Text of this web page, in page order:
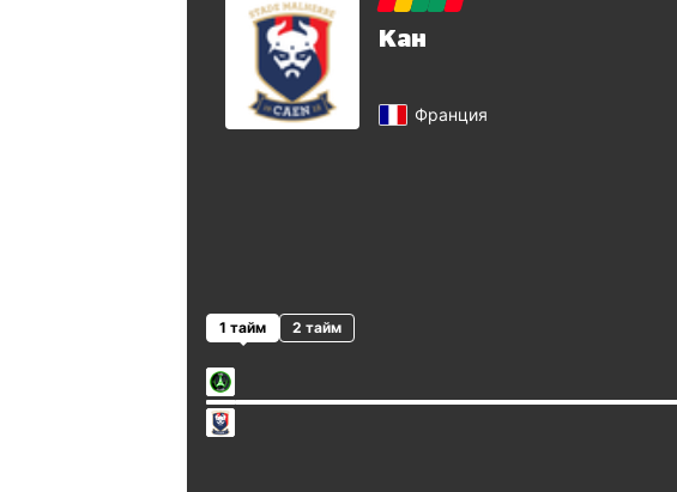
Кан
Франция
1 тайм 2 тайм